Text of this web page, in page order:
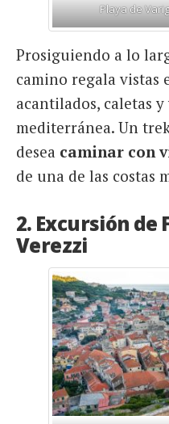
Playa de
Prosiguiendo a lo
camino regala vistas
acantilados, caletas
mediterránea. Un
desea caminar con
de una de las costas
2. Excursión de
Verezzi